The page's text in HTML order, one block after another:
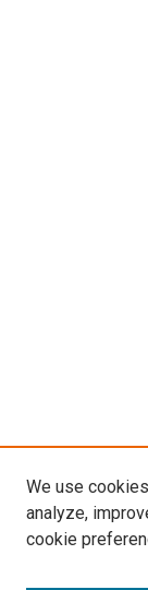
We use
analyze,
cookie